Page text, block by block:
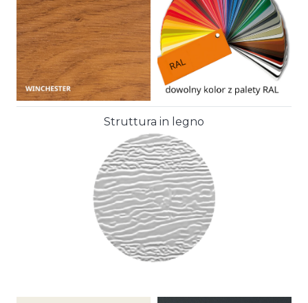
Struttura in legno